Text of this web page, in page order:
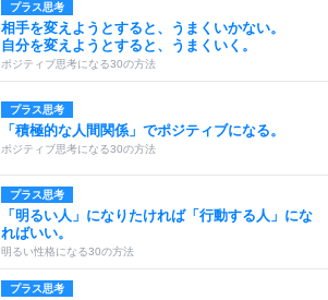
プラス思考
相手を変えようとすると、うまくいかない。
自分を変えようとすると、うまくいく。
ポジティブ思考になる30の方法
プラス思考
「積極的な人間関係」でポジティブになる。
ポジティブ思考になる30の方法
プラス思考
「明るい人」になりたければ「行動する人」にな
ればいい。
明るい性格になる30の方法
プラス思考